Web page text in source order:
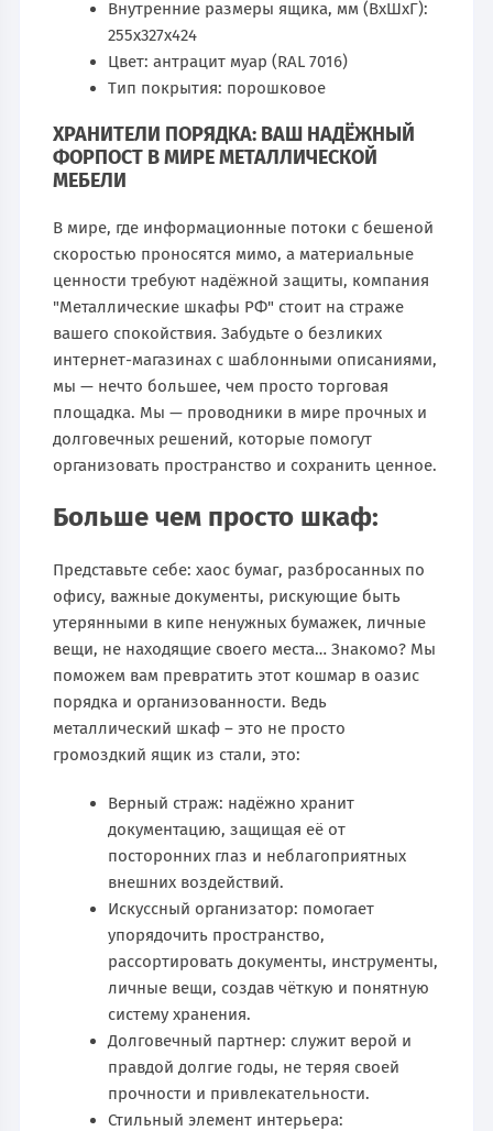
Внутренние размеры ящика, мм (ВхШхГ):
255х327х424
Цвет: антрацит муар (RAL 7016)
Тип покрытия: порошковое
ХРАНИТЕЛИ ПОРЯДКА: ВАШ НАДЁЖНЫЙ
ФОРПОСТ В МИРЕ МЕТАЛЛИЧЕСКОЙ
МЕБЕЛИ
В мире, где информационные потоки с бешеной
скоростью проносятся мимо, а материальные
ценности требуют надёжной защиты, компания
"Металлические шкафы РФ" стоит на страже
вашего спокойствия. Забудьте о безликих
интернет-магазинах с шаблонными описаниями,
мы — нечто большее, чем просто торговая
площадка. Мы — проводники в мире прочных и
долговечных решений, которые помогут
организовать пространство и сохранить ценное.
Больше чем просто шкаф:
Представьте себе: хаос бумаг, разбросанных по
офису, важные документы, рискующие быть
утерянными в кипе ненужных бумажек, личные
вещи, не находящие своего места… Знакомо? Мы
поможем вам превратить этот кошмар в оазис
порядка и организованности. Ведь
металлический шкаф – это не просто
громоздкий ящик из стали, это:
Верный страж: надёжно хранит
документацию, защищая её от
посторонних глаз и неблагоприятных
внешних воздействий.
Искусcный организатор: помогает
упорядочить пространство,
рассортировать документы, инструменты,
личные вещи, создав чёткую и понятную
систему хранения.
Долговечный партнер: служит верой и
правдой долгие годы, не теряя своей
прочности и привлекательности.
Стильный элемент интерьера: